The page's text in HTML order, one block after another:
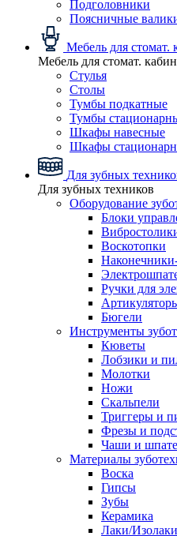
Подголовники
Поясничные
Мебель для стомат.
Мебель для стомат.
Стулья
Столы
Тумбы подкатные
Тумбы
Шкафы навесные
Шкафы
Для зубных
Для зубных техников
Оборудование
Блоки
Воскотопки
Ручки для
Бюгели
Инструменты
Кюветы
Лобзики и
Молотки
Ножи
Скальпели
Триггеры и
Фрезы и
Чаши и
Материалы
Воска
Гипсы
Зубы
Керамика
Лаки/Изолаки